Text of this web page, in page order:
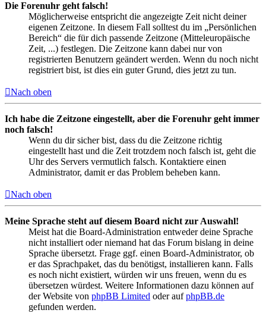
Die Forenuhr geht falsch!
Möglicherweise entspricht die angezeigte Zeit nicht deiner
eigenen Zeitzone. In diesem Fall solltest du im „Persönlichen
Bereich“ die für dich passende Zeitzone (Mitteleuropäische
Zeit, ...) festlegen. Die Zeitzone kann dabei nur von
registrierten Benutzern geändert werden. Wenn du noch nicht
registriert bist, ist dies ein guter Grund, dies jetzt zu tun.
Nach oben
Ich habe die Zeitzone eingestellt, aber die Forenuhr geht immer
noch falsch!
Wenn du dir sicher bist, dass du die Zeitzone richtig
eingestellt hast und die Zeit trotzdem noch falsch ist, geht die
Uhr des Servers vermutlich falsch. Kontaktiere einen
Administrator, damit er das Problem beheben kann.
Nach oben
Meine Sprache steht auf diesem Board nicht zur Auswahl!
Meist hat die Board-Administration entweder deine Sprache
nicht installiert oder niemand hat das Forum bislang in deine
Sprache übersetzt. Frage ggf. einen Board-Administrator, ob
er das Sprachpaket, das du benötigst, installieren kann. Falls
es noch nicht existiert, würden wir uns freuen, wenn du es
übersetzen würdest. Weitere Informationen dazu können auf
der Website von phpBB Limited oder aufphpBB.de
gefunden werden.